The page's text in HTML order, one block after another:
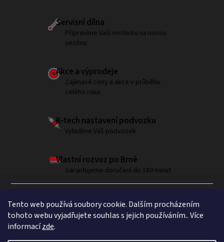
Tento web používá soubory cookie. Dalším procházením
tohoto webu vyjadřujete souhlas s jejich používáním.. Více
informacízde.
Servisní dílna
Připravíme Vaši motorku na novou
sezónu
Akce a výprodeje
Zajímavé ceny a akce v průběhu
celého roku
K-tech nastavení podvozku
Vyladíme Váš podvozek
Vlastní rozvoz po Brně
Garantujeme doručení do 180 minut